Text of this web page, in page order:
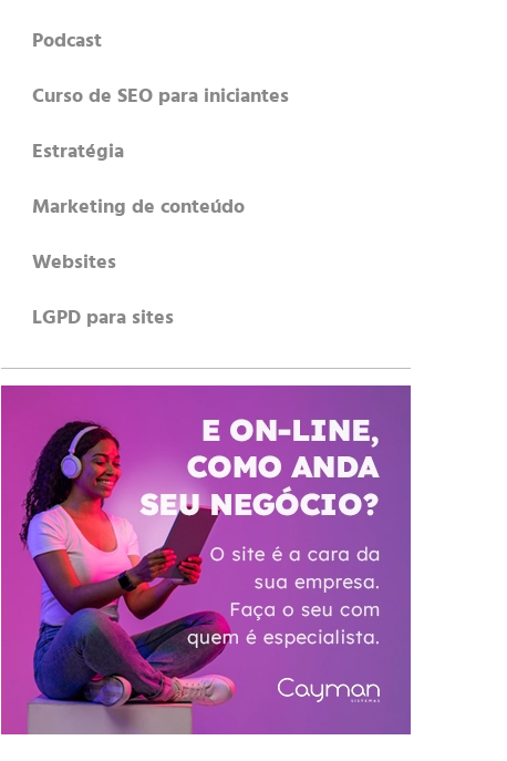
Podcast
Curso de SEO para iniciantes
Estratégia
Marketing de conteúdo
Websites
LGPD para sites